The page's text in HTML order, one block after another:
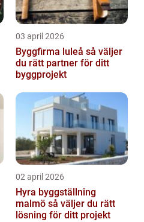
03 april 2026
Byggfirma luleå så väljer
du rätt partner för ditt
byggprojekt
02 april 2026
Hyra byggställning
malmö så väljer du rätt
lösning för ditt projekt